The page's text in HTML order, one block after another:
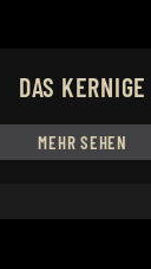
DAS KERNIGE
MEHR SEHEN